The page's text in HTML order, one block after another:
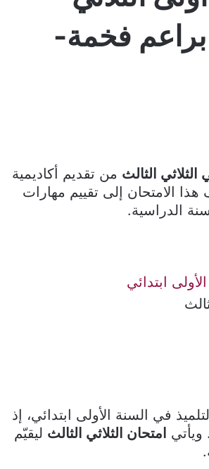
براعم فخمة-
الثلاثي الثالث من تقديم أكاديمية
إعداد المربية أسماء 2026. يهدف هذا الامتحان إلى تقييم مهارات
الدراسية.
ابتدائي
في السنة الأولى ابتدائي، إذ
امتحان الثلاثي الثالث ليقيّم